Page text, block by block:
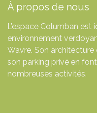
À propos de nous
L’espace Columban
environnement
Wavre. Son architecture
son parking privé en
nombreuses activités.